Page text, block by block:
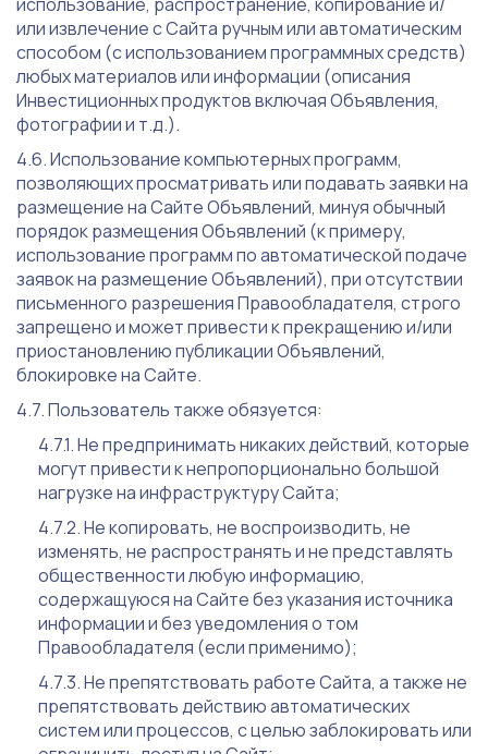
или извлечение с Сайта ручным или автоматическим
способом (с использованием программных средств)
любых материалов или информации (описания
Инвестиционных продуктов включая Объявления,
фотографии и т.д.).
Использование компьютерных программ,
позволяющих просматривать или подавать заявки на
размещение на Сайте Объявлений, минуя обычный
порядок размещения Объявлений (к примеру,
использование программ по автоматической подаче
заявок на размещение Объявлений), при отсутствии
письменного разрешения Правообладателя, строго
запрещено и может привести к прекращению и/или
приостановлению публикации Объявлений,
блокировке на Сайте.
Пользователь также обязуется:
Не предпринимать никаких действий, которые
могут привести к непропорционально большой
нагрузке на инфраструктуру Сайта;
Не копировать, не воспроизводить, не
изменять, не распространять и не представлять
общественности любую информацию,
содержащуюся на Сайте без указания источника
информации и без уведомления о том
Правообладателя (если применимо);
Не препятствовать работе Сайта, а также не
препятствовать действию автоматических
систем или процессов, с целью заблокировать или